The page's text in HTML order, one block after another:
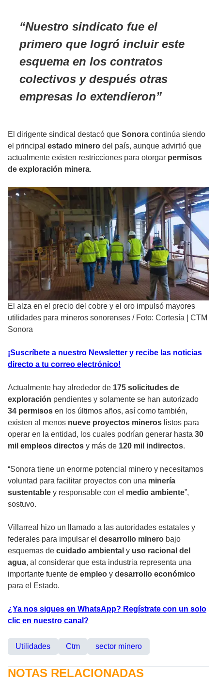
Nuestro sindicato fue el
primero que logró incluir este
esquema en los contratos
colectivos y después otras
empresas lo extendieron
El dirigente sindical destacó que Sonora continúa siendo
el principal estado minero del país, aunque advirtió que
actualmente existen restricciones para otorgar permisos
de exploración minera.
El alza en el precio del cobre y el oro impulsó mayores
utilidades para mineros sonorenses / Foto: Cortesía | CTM
Sonora
¡Suscríbete a nuestro Newsletter y recibe las noticias
directo a tu correo electrónico!
Actualmente hay alrededor de 175 solicitudes de
exploración pendientes y solamente se han autorizado
34 permisos en los últimos años, así como también,
existen al menos nueve proyectos mineros listos para
operar en la entidad, los cuales podrían generar hasta 30
mil empleos directos y más de 120 mil indirectos.
“Sonora tiene un enorme potencial minero y necesitamos
voluntad para facilitar proyectos con una minería
sustentable y responsable con el medio ambiente”,
sostuvo.
Villarreal hizo un llamado a las autoridades estatales y
federales para impulsar el desarrollo minero bajo
esquemas de cuidado ambiental y uso racional del
agua, al considerar que esta industria representa una
importante fuente de empleo y desarrollo económico
para el Estado.
¿Ya nos sigues en WhatsApp? Regístrate con un solo
clic en nuestro canal?
Utilidades Ctm sector minero
NOTAS RELACIONADAS